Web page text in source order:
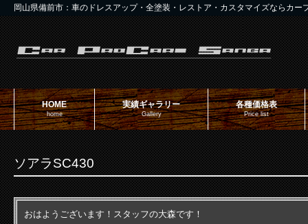
岡山県備前市：車のドレスアップ・全塗装・レストア・カスタマイズならカー
HOME
home
実績ギャラリー
Gallery
各種価格表
Price list
ソアラSC430
おはようございます！スタッフの大森です！